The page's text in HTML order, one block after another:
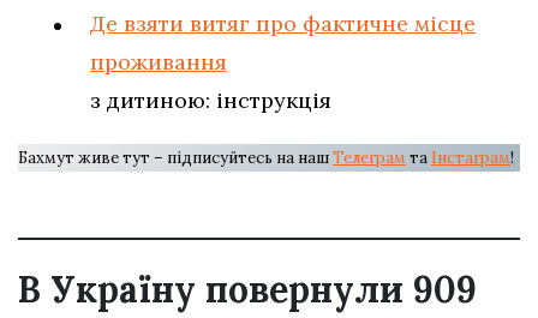
Де взяти витяг про фактичне місце
проживання
з дитиною: інструкція
Бахмут живе тут – підписуйтесь на нашТелеграм та Інстаграм!
В Україну повернули 909